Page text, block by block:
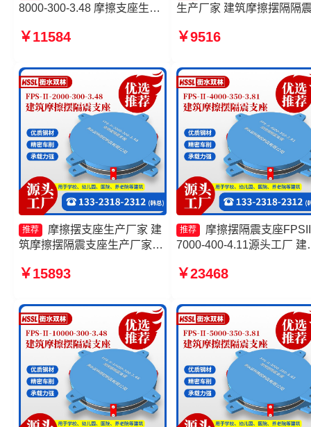
8000-300-3.48 摩擦支座生产
10000-300-3.48生产厂家 摩
300-3.48厂家
￥11584
生产厂家 建筑摩擦摆隔隔
产厂家 摩擦摆式隔震支座
￥9516
推荐
摩擦摆支座生产厂家 建
筑摩擦摆隔震支座生产厂家
摩擦式隔震支座
￥15893
推荐
摩擦摆隔震支座
7000-400-4.11源头工厂 建
震支座FPS-Ⅱ-2000-400-
座生产厂家
￥23468